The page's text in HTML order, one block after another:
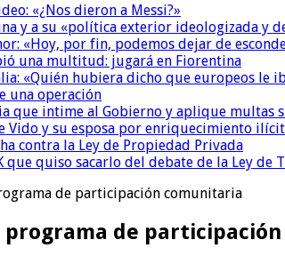
«¿Nos dieron a Messi?»
y a su «política exterior ideologizada y
«Hoy, por fin, podemos dejar de
una multitud: jugará en Fiorentina
«Quién hubiera dicho que europeos le
una operación
que intime al Gobierno y aplique multas
Vido y su esposa por enriquecimiento
contra la Ley de Propiedad Privada
que quiso sacarlo del debate de la Ley
de participación comunitaria
programa de